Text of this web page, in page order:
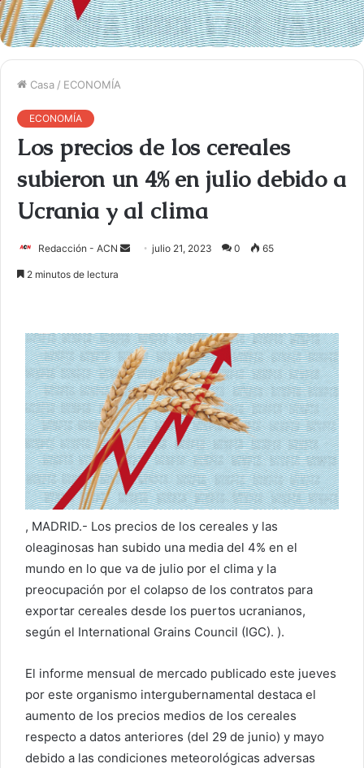
Casa / ECONOMÍA
ECONOMÍA
Los precios de los cereales
subieron un 4% en julio debido a
Ucrania y al clima
Redacción - ACN
r
u
n
c
o
r
r
e
o
e
r
ó
i
c
o
julio 21, 2023 0 65
2 minutos de lectura
, MADRID.- Los precios de los cereales y las
oleaginosas han subido una media del 4% en el
mundo en lo que va de julio por el clima y la
preocupación por el colapso de los contratos para
exportar cereales desde los puertos ucranianos,
según el International Grains Council (IGC). ).
El informe mensual de mercado publicado este jueves
por este organismo intergubernamental destaca el
aumento de los precios medios de los cereales
respecto a datos anteriores (del 29 de junio) y mayo
debido a las condiciones meteorológicas adversas